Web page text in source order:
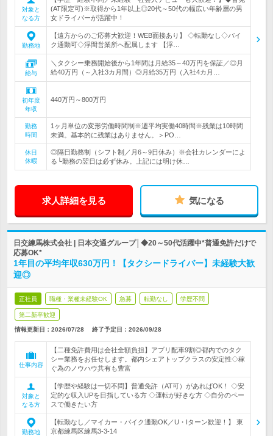
対象と
なる方
(AT限定可)※取得から1年以上◎20代～50代の幅広い年齢層の男
女ドライバーが活躍中！
勤務地
【遠方からのご応募大歓迎！WEB面接あり】 ◇転勤なし◇バイ
ク通勤可◇浮間営業所へ配属します 【浮…
給与
＼タクシー乗務開始後から1年間は月給35～40万円を保証／◎月
給40万円（～入社3カ月間）◎月給35万円（入社4カ月…
初年度
年収
440万円～800万円
勤務
時間
1ヶ月単位の変形労働時間制※週平均実働40時間※残業は10時間
未満。基本的に残業はありません。＞PO…
休日
休暇
◎隔日勤務制（シフト制／月6～9日休み）※会社カレンダーによ
る└勤務の翌日は必ず休み。上記には明け休…
求人詳細を見る 気になる
日交練馬株式会社 | 日本交通グループ│◆20～50代活躍中*普通免許だけで
応募OK*
1年目の平均年収630万円！【タクシードライバー】未経験大歓
迎◎
正社員 職種・業種未経験OK 急募 転勤なし 学歴不問
第二新卒歓迎
情報更新日：2026/07/28 終了予定日： 2026/09/28
仕事内容
【二種免許費用は会社全額負担】アプリ配車9割◎都内でのタク
シー業務をお任せします。都内シェアトップクラスの安定性◇稼
ぐ為のノウハウ共有も豊富
対象と
なる方
【学歴や経験は一切不問】普通免許（AT可）があればOK！ ◇安
定的な収入UPを目指している方 ◇運転が好きな方 ◇自分のペー
スで働きたい方
勤務地
【転勤なし／マイカー・バイク通勤OK／U・Iターン歓迎！】 東
京都練馬区練馬3-3-14